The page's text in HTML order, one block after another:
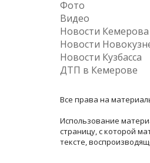
Фото
Видео
Новости Кемерова
Новости
Новости Кузбасса
ДТП в Кемерове
Все права на
Использование
страницу, с которой
тексте,